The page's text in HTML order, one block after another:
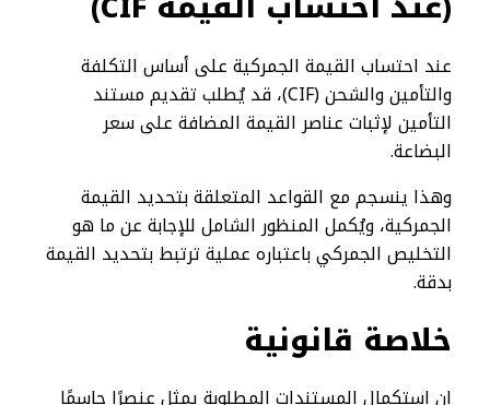
عند احتساب القيمة الجمركية على أساس التكلفة
والتأمين والشحن (CIF)، قد يُطلب تقديم مستند
التأمين لإثبات عناصر القيمة المضافة على سعر
البضاعة.
وهذا ينسجم مع القواعد المتعلقة بتحديد القيمة
الجمركية، ويُكمل المنظور الشامل للإجابة عن ما هو
التخليص الجمركي باعتباره عملية ترتبط بتحديد القيمة
بدقة.
خلاصة قانونية
إن استكمال المستندات المطلوبة يمثل عنصرًا حاسمًا